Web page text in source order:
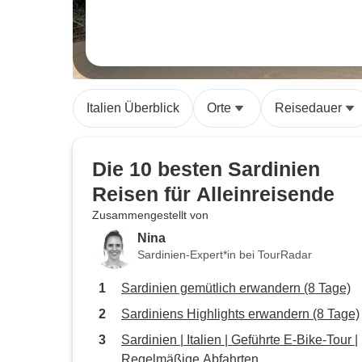
Italien Überblick Orte Reisedauer
Die 10 besten Sardinien
Reisen für Alleinreisende
Zusammengestellt von
Nina
Sardinien-Expert*in bei TourRadar
Sardinien gemütlich erwandern (8 Tage)
Sardiniens Highlights erwandern (8 Tage)
Sardinien | Italien | Geführte E-Bike-Tour |
Regelmäßige Abfahrten